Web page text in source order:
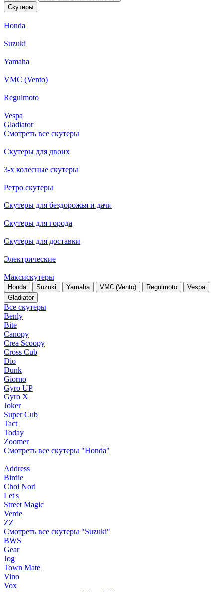
Скутеры
Honda
Suzuki
Yamaha
VMC (Vento)
Regulmoto
Vespa
Gladiator
Смотреть все скутеры
Скутеры для двоих
3-х колесные скутеры
Ретро скутеры
Скутеры для бездорожья и дачи
Скутеры для города
Скутеры для доставки
Электрические
Максискутеры
Honda Suzuki Yamaha VMC (Vento) Regulmoto
Vespa
Gladiator
Все скутеры
Benly
Bite
Canopy
Crea Scoopy
Cross Cub
Dio
Dunk
Giorno
Gyro UP
Gyro X
Joker
Super Cub
Tact
Today
Zoomer
Смотреть все скутеры "Honda"
Address
Birdie
Choi Nori
Let's
Street Magic
Verde
ZZ
Смотреть все скутеры "Suzuki"
BWS
Gear
Jog
Town Mate
Vino
Vox